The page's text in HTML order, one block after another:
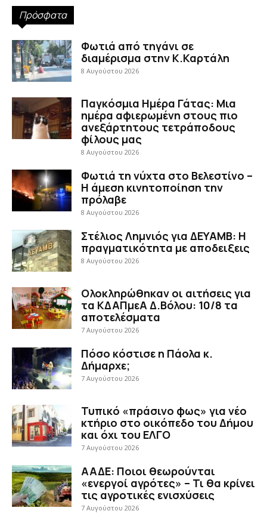
Πρόσφατα
Φωτιά από τηγάνι σε
διαμέρισμα στην Κ.Καρτάλη
8 Αυγούστου 2026
Παγκόσμια Ημέρα Γάτας: Μια
ημέρα αφιερωμένη στους πιο
ανεξάρτητους τετράποδους
φίλους μας
8 Αυγούστου 2026
Φωτιά τη νύχτα στο Βελεστίνο –
Η άμεση κινητοποίηση την
πρόλαβε
8 Αυγούστου 2026
Στέλιος Λημνιός για ΔΕΥΑΜΒ: Η
πραγματικότητα με αποδειξεις
8 Αυγούστου 2026
Ολοκληρώθηκαν οι αιτήσεις για
τα ΚΔΑΠμεΑ Δ.Βόλου: 10/8 τα
αποτελέσματα
7 Αυγούστου 2026
Πόσο κόστισε η Πάολα κ.
Δήμαρχε;
7 Αυγούστου 2026
Τυπικό «πράσινο φως» για νέο
κτήριο στο οικόπεδο του Δήμου
και όχι του ΕΛΓΟ
7 Αυγούστου 2026
ΑΑΔΕ: Ποιοι θεωρούνται
«ενεργοί αγρότες» – Τι θα κρίνει
τις αγροτικές ενισχύσεις
7 Αυγούστου 2026